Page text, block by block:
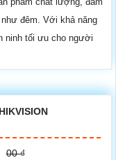
đêm. Với khả năng
ninh tối ưu cho người
00 ₫